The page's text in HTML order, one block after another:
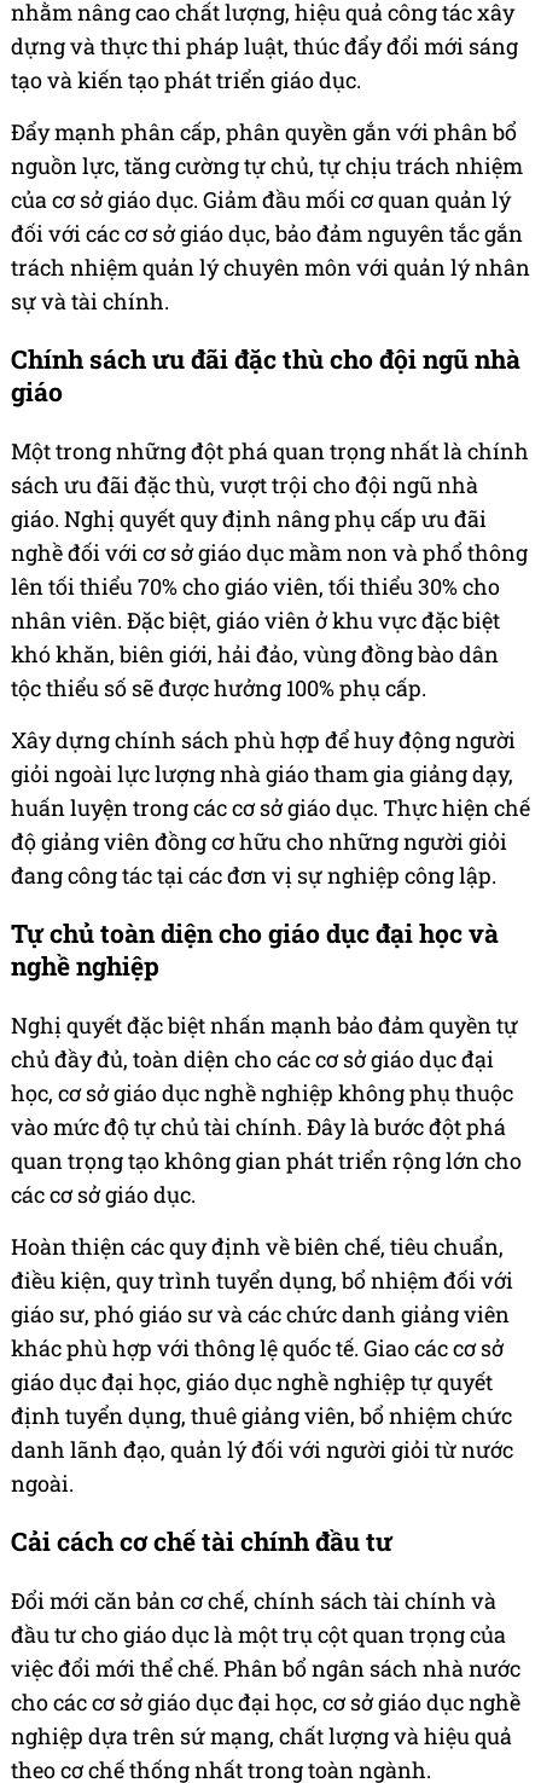
nhằm nâng cao chất lượng, hiệu quả công tác xây
dựng và thực thi pháp luật, thúc đẩy đổi mới sáng
tạo và kiến tạo phát triển giáo dục.
Đẩy mạnh phân cấp, phân quyền gắn với phân bổ
nguồn lực, tăng cường tự chủ, tự chịu trách nhiệm
của cơ sở giáo dục. Giảm đầu mối cơ quan quản lý
đối với các cơ sở giáo dục, bảo đảm nguyên tắc gắn
trách nhiệm quản lý chuyên môn với quản lý nhân
sự và tài chính.
Chính sách ưu đãi đặc thù cho đội ngũ nhà
giáo
Một trong những đột phá quan trọng nhất là chính
sách ưu đãi đặc thù, vượt trội cho đội ngũ nhà
giáo. Nghị quyết quy định nâng phụ cấp ưu đãi
nghề đối với cơ sở giáo dục mầm non và phổ thông
lên tối thiểu 70% cho giáo viên, tối thiểu 30% cho
nhân viên. Đặc biệt, giáo viên ở khu vực đặc biệt
khó khăn, biên giới, hải đảo, vùng đồng bào dân
tộc thiểu số sẽ được hưởng 100% phụ cấp.
Xây dựng chính sách phù hợp để huy động người
giỏi ngoài lực lượng nhà giáo tham gia giảng dạy,
huấn luyện trong các cơ sở giáo dục. Thực hiện chế
độ giảng viên đồng cơ hữu cho những người giỏi
đang công tác tại các đơn vị sự nghiệp công lập.
Tự chủ toàn diện cho giáo dục đại học và
nghề nghiệp
Nghị quyết đặc biệt nhấn mạnh bảo đảm quyền tự
chủ đầy đủ, toàn diện cho các cơ sở giáo dục đại
học, cơ sở giáo dục nghề nghiệp không phụ thuộc
vào mức độ tự chủ tài chính. Đây là bước đột phá
quan trọng tạo không gian phát triển rộng lớn cho
các cơ sở giáo dục.
Hoàn thiện các quy định về biên chế, tiêu chuẩn,
điều kiện, quy trình tuyển dụng, bổ nhiệm đối với
giáo sư, phó giáo sư và các chức danh giảng viên
khác phù hợp với thông lệ quốc tế. Giao các cơ sở
giáo dục đại học, giáo dục nghề nghiệp tự quyết
định tuyển dụng, thuê giảng viên, bổ nhiệm chức
danh lãnh đạo, quản lý đối với người giỏi từ nước
ngoài.
Cải cách cơ chế tài chính đầu tư
Đổi mới căn bản cơ chế, chính sách tài chính và
đầu tư cho giáo dục là một trụ cột quan trọng của
việc đổi mới thể chế. Phân bổ ngân sách nhà nước
cho các cơ sở giáo dục đại học, cơ sở giáo dục nghề
nghiệp dựa trên sứ mạng, chất lượng và hiệu quả
theo cơ chế thống nhất trong toàn ngành.